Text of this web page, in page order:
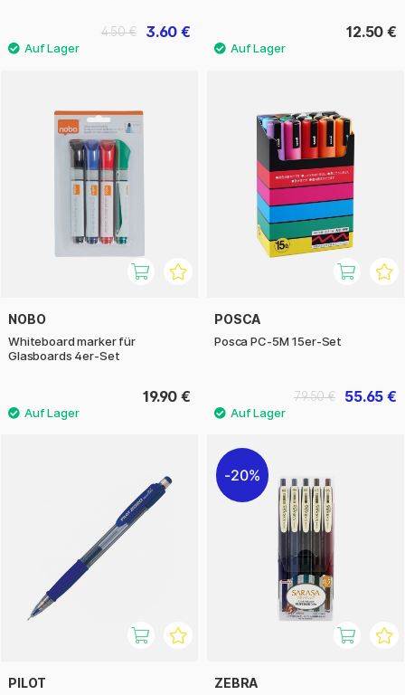
3.60 €
4.50 € 12.50 €
NOBO
Whiteboard marker für
Glasboards 4er-Set
19.90 €
POSCA
Posca PC-5M 15er-Set
55.65 €
79.50 €
PILOT
20%
ZEBRA